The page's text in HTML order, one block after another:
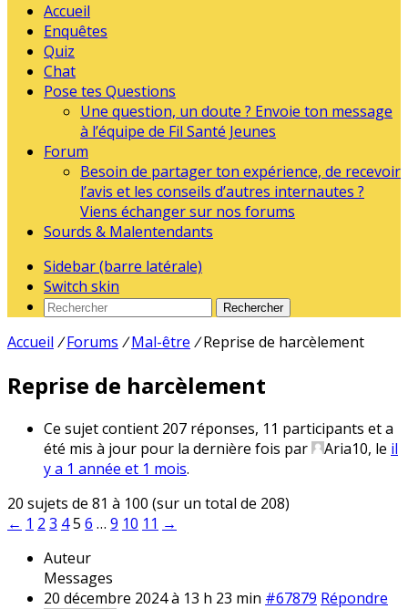
Accueil
Enquêtes
Quiz
Chat
Pose tes Questions
Une question, un doute ? Envoie ton message
à l’équipe de Fil Santé Jeunes
Forum
Besoin de partager ton expérience, de recevoir
l’avis et les conseils d’autres internautes ?
Viens échanger sur nos forums
Sourds & Malentendants
Sidebar (barre latérale)
Switch skin
Rechercher
Accueil / Forums / Mal-être / Reprise de harcèlement
Reprise de harcèlement
Ce sujet contient 207 réponses, 11 participants et a
été mis à jour pour la dernière fois par
Aria10, le il
y a 1 année et 1 mois.
20 sujets de 81 à 100 (sur un total de 208)
← 1 2 3 45 6 … 9 10 11 →
Auteur
Messages
20 décembre 2024 à 13 h 23 min #67879 Répondre